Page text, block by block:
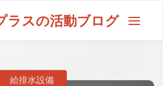
ラスの活動ブログ
給排水設備